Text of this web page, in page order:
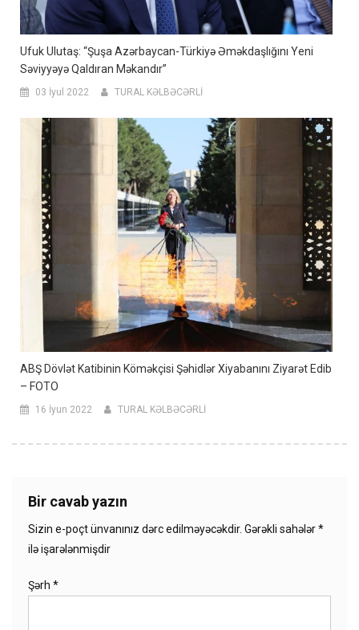
Ufuk Ulutaş: “Şuşa Azərbaycan-Türkiyə Əməkdaşlığını Yeni
Səviyyəyə Qaldıran Məkandır”
03 İyul 2022 TURAL KƏLBƏCƏRLİ
ABŞ Dövlət Katibinin Köməkçisi Şəhidlər Xiyabanını Ziyarət Edib
– FOTO
16 İyun 2022 TURAL KƏLBƏCƏRLİ
Bir cavab yazın
Sizin e-poçt ünvanınız dərc edilməyəcəkdir. Gərəkli sahələr*
ilə işarələnmişdir
Şərh *